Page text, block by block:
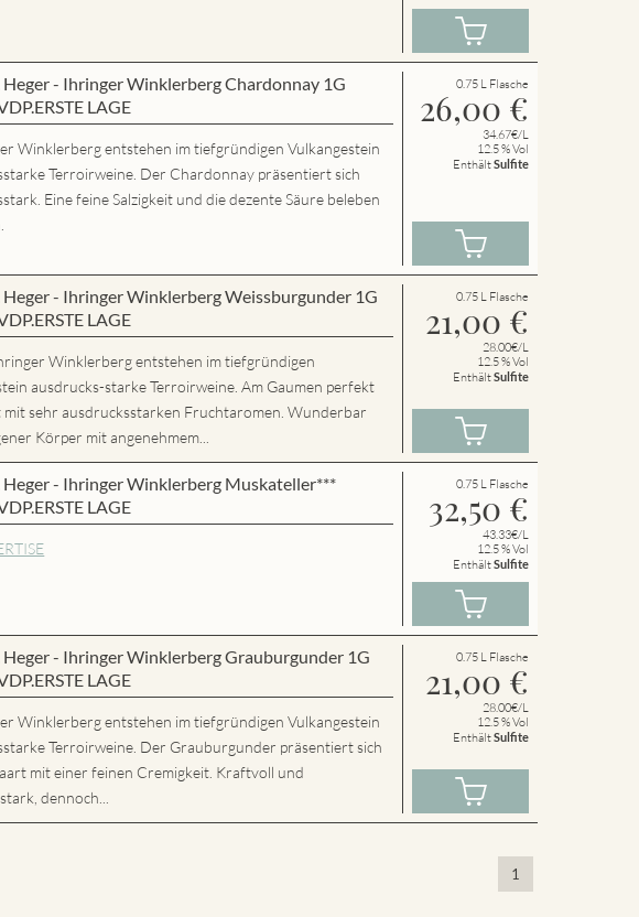
Heger - Ihringer Winklerberg Chardonnay 1G
LAGE
Winklerberg entstehen im tiefgründigen Vulkangestein
Terroirweine. Der Chardonnay präsentiert sich
Eine feine Salzigkeit und die dezente Säure beleben
0.75 L Flasche
26,00 €
34.67€/L
12.5 % Vol
EnthältSulfite
Heger - Ihringer Winklerberg Weissburgunder 1G
LAGE
Winklerberg entstehen im tiefgründigen
ausdrucks-starke Terroirweine. Am Gaumen perfekt
mit sehr ausdrucksstarken Fruchtaromen. Wunderbar
Körper mit angenehmem...
0.75 L Flasche
21,00 €
28.00€/L
12.5 % Vol
EnthältSulfite
Heger - Ihringer Winklerberg Muskateller***
LAGE
0.75 L Flasche
32,50 €
43.33€/L
12.5 % Vol
EnthältSulfite
Heger - Ihringer Winklerberg Grauburgunder 1G
LAGE
Winklerberg entstehen im tiefgründigen Vulkangestein
Terroirweine. Der Grauburgunder präsentiert sich
mit einer feinen Cremigkeit. Kraftvoll und
dennoch...
0.75 L Flasche
21,00 €
28.00€/L
12.5 % Vol
EnthältSulfite
1